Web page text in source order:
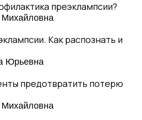
преэклампсии?
Как распознать и
Юрьевна
предотвратить потерю